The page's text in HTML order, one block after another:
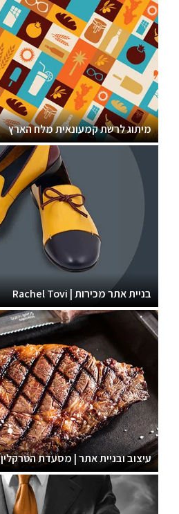
מיתוג לרשת קמעונאית מלח הארץ
בניית אתר מכירות | Rachel Tovi
עיצוב ובניית אתר | מסעדת הטרקלין